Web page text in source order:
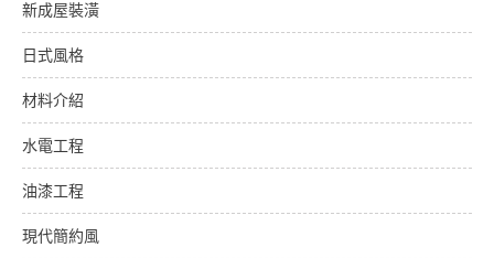
新成屋裝潢
日式風格
材料介紹
水電工程
油漆工程
現代簡約風